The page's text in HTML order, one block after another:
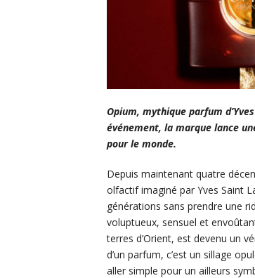
Opium, mythique parfum
événement, la marque lance
pour le monde.
Depuis maintenant quatre
olfactif imaginé par Yves Saint
générations sans prendre une
voluptueux, sensuel et
terres d’Orient, est devenu un
d’un parfum, c’est un sillage
aller simple pour un ailleurs